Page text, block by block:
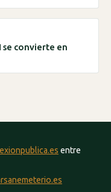
se convierte en
entre